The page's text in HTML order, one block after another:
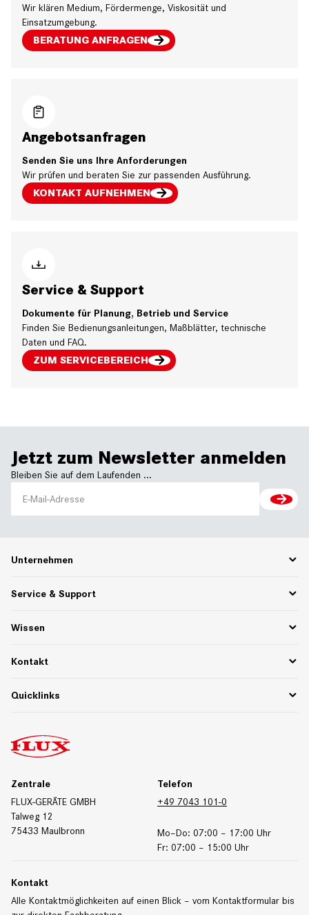
Wir klären Medium, Fördermenge, Viskosität und
Einsatzumgebung.
BERATUNG ANFRAGEN
Angebotsanfragen
Senden Sie uns Ihre Anforderungen
Wir prüfen und beraten Sie zur passenden Ausführung.
KONTAKT AUFNEHMEN
Service & Support
Dokumente für Planung, Betrieb und Service
Finden Sie Bedienungsanleitungen, Maßblätter, technische
Daten und FAQ.
ZUM SERVICEBEREICH
Jetzt zum Newsletter anmelden
Bleiben Sie auf dem Laufenden ...
Unternehmen
Über uns
75 Jahre Pioniergeist
Service & Support
PPWR
Wissen
Mediathek und Downloads
Werkstoffe und Beständigkeit
Kontakt
Ansprechpartner International
Messetermine
Quicklinks
Produktdatenblätter
Zertifikate
Zentrale
FLUX-GERÄTE GMBH
Talweg 12
75433 Maulbronn
Telefon
+49 7043 101-0
Mo–Do: 07:00 – 17:00 Uhr
Fr: 07:00 – 15:00 Uhr
Kontakt
Alle Kontaktmöglichkeiten auf einen Blick – vom Kontaktformular bis